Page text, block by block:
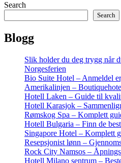
Search
Search
Blogg
Slik holder du deg trygg når
Norgesferien
Bio Suite Hotel – Anmeldel
Amerikalinjen –
Hotell Laken – Guide til
Hotell Karasjok –
Rømskog Spa – Komplett
Hotell Bulgaria – Finn de
Singapore Hotel – Komplett
Resepsjonist lønn –
Rock City Namsos –
Hotell Milano sentrum –